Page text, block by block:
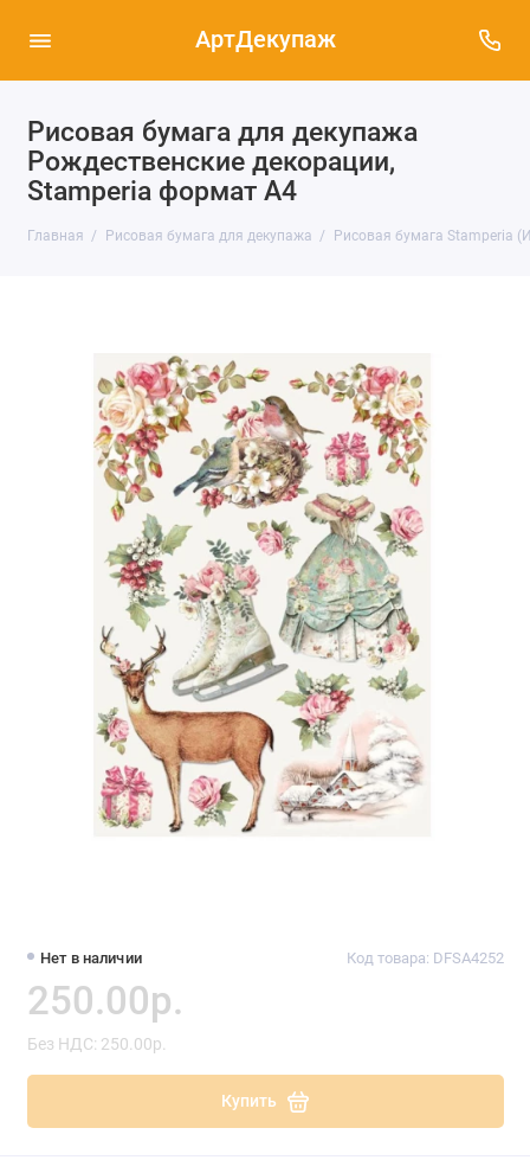
АртДекупаж
Рисовая бумага для декупажа
Рождественские декорации,
Stamperia формат А4
Главная Рисовая бумага для декупажа Рисовая бумага Stamperia
Нет в наличии Код товара: DFSA4252
250.00р.
Без НДС: 250.00р.
Купить